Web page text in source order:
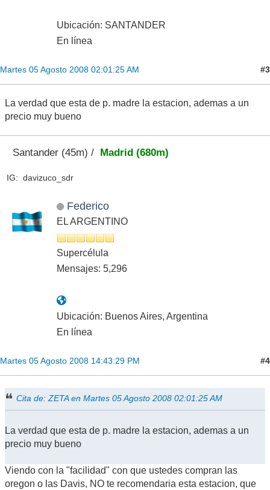
Ubicación: SANTANDER
En línea
Martes 05 Agosto 2008 02:01:25 AM #3
La verdad que esta de p. madre la estacion, ademas a un
precio muy bueno
Santander (45m) / Madrid (680m)
IG: davizuco_sdr
Federico
EL ARGENTINO
Supercélula
Mensajes: 5,296
Ubicación: Buenos Aires, Argentina
En línea
Martes 05 Agosto 2008 14:43:29 PM #4
Cita de: ZETA en Martes 05 Agosto 2008 02:01:25 AM
La verdad que esta de p. madre la estacion, ademas a un
precio muy bueno
Viendo con la "facilidad" con que ustedes compran las
oregon o las Davis, NO te recomendaria esta estacion, que